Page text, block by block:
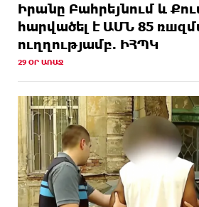
Իրանը Բահրեյնում և
hարվածել է ԱՄՆ 85
ուղղությամբ. ԻՀՊԿ
29 ՕՐ ԱՌԱՋ